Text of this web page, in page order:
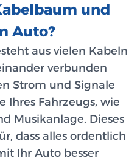
und
Auto?
aus vielen Kabeln
verbunden
Strom und Signale
Ihres Fahrzeugs, wie
Musikanlage. Dieses
dass alles ordentlich
Ihr Auto besser